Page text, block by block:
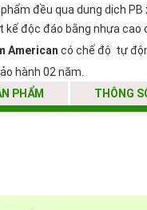
đều qua dung dịch
độc đáo bằng nhựa
American có chế độ tự
hành 02 năm.
PHẨM
THÔNG